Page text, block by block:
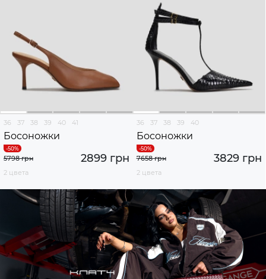
36 37 38 39 40 41
Босоножки
2899 грн
5798 грн
2 цвета
36 37 38 39 40
Босоножки
3829 грн
7658 грн
2 цвета